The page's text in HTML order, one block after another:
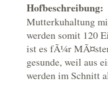
Hofbeschreibung:
Mutterkuhaltung
werden somit 120
ist es fÃ¼r
gesunde, weil aus
werden im Schnitt